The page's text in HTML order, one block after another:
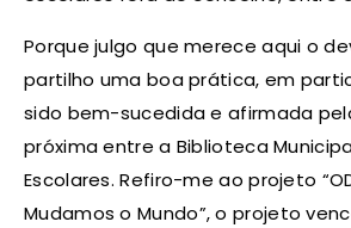
Porque julgo que merece aqui o
partilho uma boa prática, em
sido bem-sucedida e afirmada
próxima entre a Biblioteca
Escolares. Refiro-me ao projeto
Mudamos o Mundo”, o projeto